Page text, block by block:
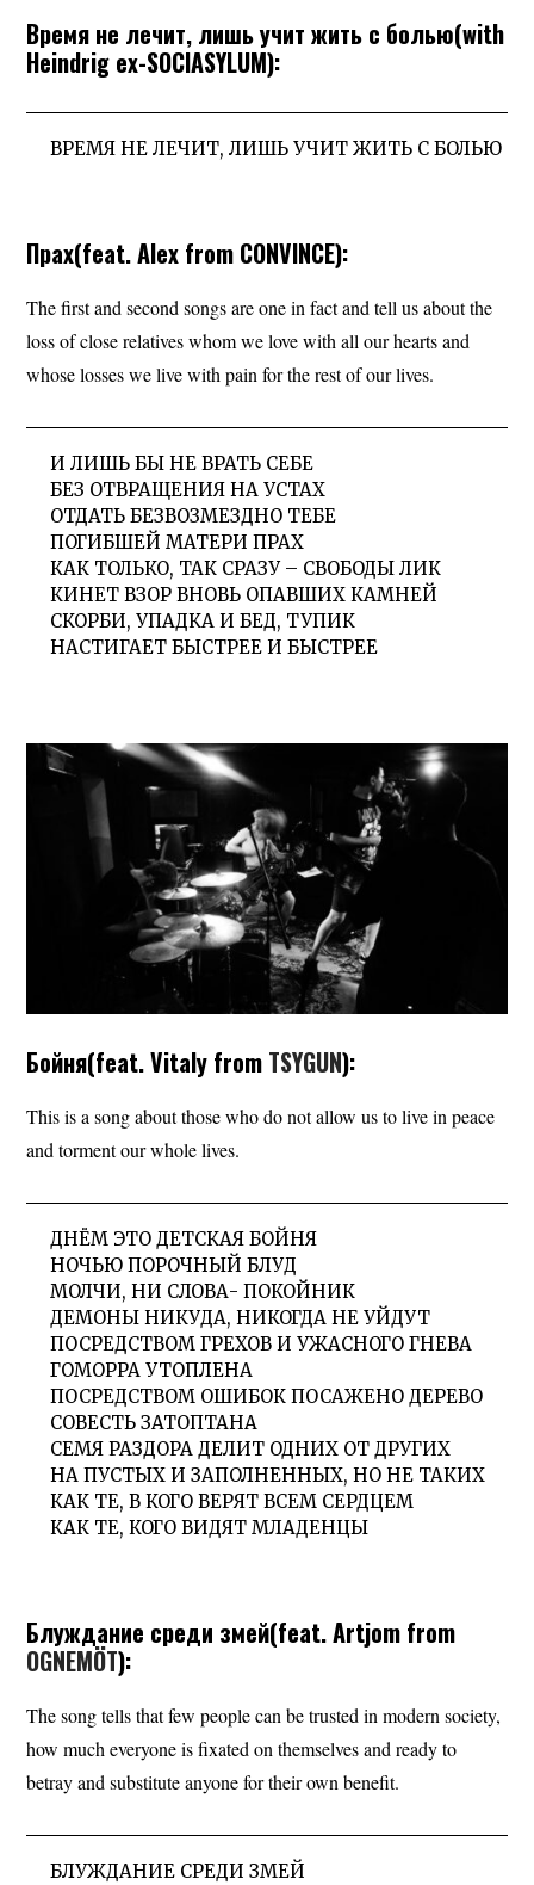
Время не лечит, лишь учит жить с болью(with
Heindrig ex-SOCIASYLUM):
ВРЕМЯ НЕ ЛЕЧИТ, ЛИШЬ УЧИТ ЖИТЬ С БОЛЬЮ
Прах(feat. Alex from CONVINCE):
The first and second songs are one in fact and tell us about the
loss of close relatives whom we love with all our hearts and
whose losses we live with pain for the rest of our lives.
И ЛИШЬ БЫ НЕ ВРАТЬ СЕБЕ
БЕЗ ОТВРАЩЕНИЯ НА УСТАХ
ОТДАТЬ БЕЗВОЗМЕЗДНО ТЕБЕ
ПОГИБШЕЙ МАТЕРИ ПРАХ
КАК ТОЛЬКО, ТАК СРАЗУ – СВОБОДЫ ЛИК
КИНЕТ ВЗОР ВНОВЬ ОПАВШИХ КАМНЕЙ
СКОРБИ, УПАДКА И БЕД, ТУПИК
НАСТИГАЕТ БЫСТРЕЕ И БЫСТРЕЕ
Бойня(feat. Vitaly from TSYGUN):
This is a song about those who do not allow us to live in peace
and torment our whole lives.
ДНЁМ ЭТО ДЕТСКАЯ БОЙНЯ
НОЧЬЮ ПОРОЧНЫЙ БЛУД
МОЛЧИ, НИ СЛОВА- ПОКОЙНИК
ДЕМОНЫ НИКУДА, НИКОГДА НЕ УЙДУТ
ПОСРЕДСТВОМ ГРЕХОВ И УЖАСНОГО ГНЕВА
ГОМОРРА УТОПЛЕНА
ПОСРЕДСТВОМ ОШИБОК ПОСАЖЕНО ДЕРЕВО
СОВЕСТЬ ЗАТОПТАНА
СЕМЯ РАЗДОРА ДЕЛИТ ОДНИХ ОТ ДРУГИХ
НА ПУСТЫХ И ЗАПОЛНЕННЫХ, НО НЕ ТАКИХ
КАК ТЕ, В КОГО ВЕРЯТ ВСЕМ СЕРДЦЕМ
КАК ТЕ, КОГО ВИДЯТ МЛАДЕНЦЫ
Блуждание среди змей(feat. Artjom from
OGNEMÖT):
The song tells that few people can be trusted in modern society,
how much everyone is fixated on themselves and ready to
betray and substitute anyone for their own benefit.
БЛУЖДАНИЕ СРЕДИ ЗМЕЙ